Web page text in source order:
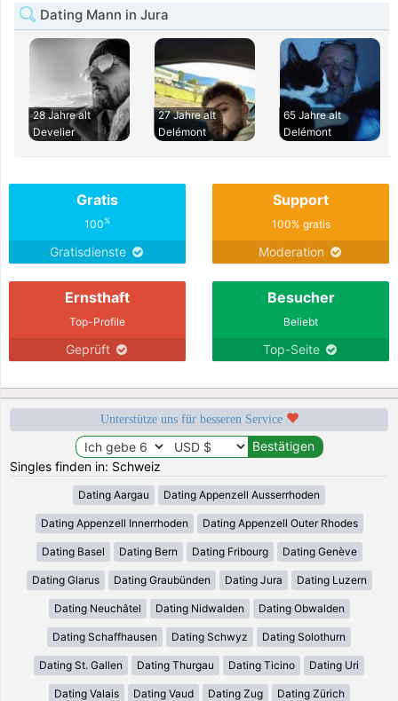
Dating Mann in Jura
28 Jahre alt
Develier
27 Jahre alt
Delémont
65 Jahre alt
Delémont
Gratis
100%
Gratisdienste
Support
100% gratis
Moderation
Ernsthaft
Top-Profile
Geprüft
Besucher
Beliebt
Top-Seite
Unterstütze uns für besseren Service
Singles finden in: Schweiz
Dating Aargau Dating Appenzell Ausserrhoden
Dating Appenzell Innerrhoden Dating Appenzell Outer Rhodes
Dating Basel Dating Bern Dating Fribourg Dating Genève
Dating Glarus Dating Graubünden Dating Jura Dating Luzern
Dating Neuchâtel Dating Nidwalden Dating Obwalden
Dating Schaffhausen Dating Schwyz Dating Solothurn
Dating St. Gallen Dating Thurgau Dating Ticino Dating Uri
Dating Valais Dating Vaud Dating Zug Dating Zürich